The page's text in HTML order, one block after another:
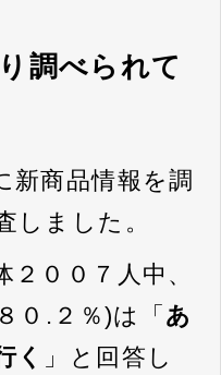
調べられて
新商品情報を調
しました。
００７人中、
０.２％)は「 あ
く
」と回答し